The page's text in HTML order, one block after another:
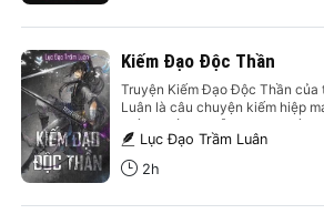
Kiếm Đạo Độc Thần
Truyện Kiếm Đạo Độc Thần của
Luân là câu chuyện kiếm hiệp
kiếm huyền huyễn. Trong thế
kiếm nhưng kiếm thật hay kiếm
gia thế cũng…
Lục Đạo Trầm Luân
2h